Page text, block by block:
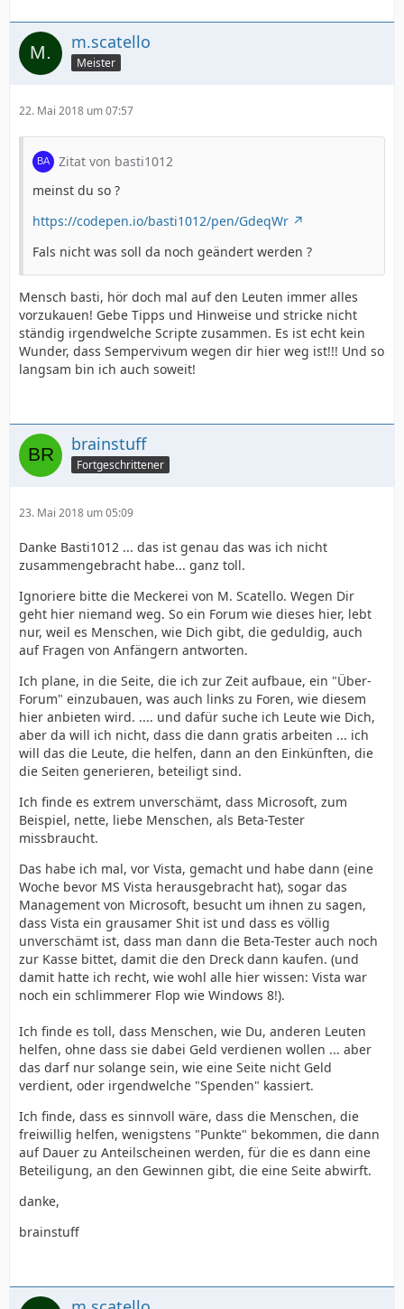
m.scatello
Meister
22. Mai 2018 um 07:57
Zitat von basti1012
meinst du so ?
https://codepen.io/basti1012/pen/GdeqWr
Fals nicht was soll da noch geändert werden ?
Mensch basti, hör doch mal auf den Leuten immer alles
vorzukauen! Gebe Tipps und Hinweise und stricke nicht
ständig irgendwelche Scripte zusammen. Es ist echt kein
Wunder, dass Sempervivum wegen dir hier weg ist!!! Und so
langsam bin ich auch soweit!
brainstuff
Fortgeschrittener
23. Mai 2018 um 05:09
Danke Basti1012 ... das ist genau das was ich nicht
zusammengebracht habe... ganz toll.
Ignoriere bitte die Meckerei von M. Scatello. Wegen Dir
geht hier niemand weg. So ein Forum wie dieses hier, lebt
nur, weil es Menschen, wie Dich gibt, die geduldig, auch
auf Fragen von Anfängern antworten.
Ich plane, in die Seite, die ich zur Zeit aufbaue, ein "Über-
Forum" einzubauen, was auch links zu Foren, wie diesem
hier anbieten wird. .... und dafür suche ich Leute wie Dich,
aber da will ich nicht, dass die dann gratis arbeiten ... ich
will das die Leute, die helfen, dann an den Einkünften, die
die Seiten generieren, beteiligt sind.
Ich finde es extrem unverschämt, dass Microsoft, zum
Beispiel, nette, liebe Menschen, als Beta-Tester
missbraucht.
Das habe ich mal, vor Vista, gemacht und habe dann (eine
Woche bevor MS Vista herausgebracht hat), sogar das
Management von Microsoft, besucht um ihnen zu sagen,
dass Vista ein grausamer Shit ist und dass es völlig
unverschämt ist, dass man dann die Beta-Tester auch noch
zur Kasse bittet, damit die den Dreck dann kaufen. (und
damit hatte ich recht, wie wohl alle hier wissen: Vista war
noch ein schlimmerer Flop wie Windows 8!).
Ich finde es toll, dass Menschen, wie Du, anderen Leuten
helfen, ohne dass sie dabei Geld verdienen wollen ... aber
das darf nur solange sein, wie eine Seite nicht Geld
verdient, oder irgendwelche "Spenden" kassiert.
Ich finde, dass es sinnvoll wäre, dass die Menschen, die
freiwillig helfen, wenigstens "Punkte" bekommen, die dann
auf Dauer zu Anteilscheinen werden, für die es dann eine
Beteiligung, an den Gewinnen gibt, die eine Seite abwirft.
danke,
brainstuff